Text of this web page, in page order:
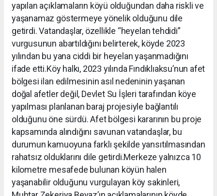
yapılan açıklamaların köyü olduğundan daha riskli ve
yaşanamaz göstermeye yönelik olduğunu dile
getirdi. Vatandaşlar, özellikle “heyelan tehdidi”
vurgusunun abartıldığını belirterek, köyde 2023
yılından bu yana ciddi bir heyelan yaşanmadığını
ifade etti.Köy halkı, 2023 yılında Fındıklıaksu’nun afet
bölgesi ilan edilmesinin asıl nedeninin yaşanan
doğal afetler değil, Devlet Su İşleri tarafından köye
yapılması planlanan baraj projesiyle bağlantılı
olduğunu öne sürdü. Afet bölgesi kararının bu proje
kapsamında alındığını savunan vatandaşlar, bu
durumun kamuoyuna farklı şekilde yansıtılmasından
rahatsız olduklarını dile getirdi.Merkeze yalnızca 10
kilometre mesafede bulunan köyün halen
yaşanabilir olduğunu vurgulayan köy sakinleri,